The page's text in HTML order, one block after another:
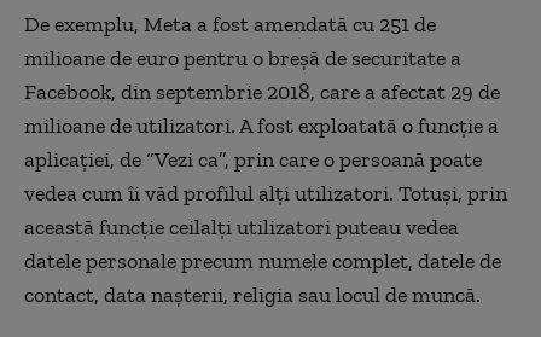
De exemplu, Meta a fost amendată cu 251 de
milioane de euro pentru o breșă de securitate a
Facebook, din septembrie 2018, care a afectat 29 de
milioane de utilizatori. A fost exploatată o funcție a
aplicației, de “Vezi ca”, prin care o persoană poate
vedea cum îi văd profilul alți utilizatori. Totuși, prin
această funcție ceilalți utilizatori puteau vedea
datele personale precum numele complet, datele de
contact, data nașterii, religia sau locul de muncă.